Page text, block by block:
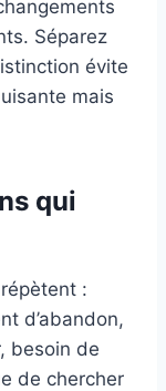
Séparez
évite
mais
qui
:
d’abandon,
besoin de
de chercher